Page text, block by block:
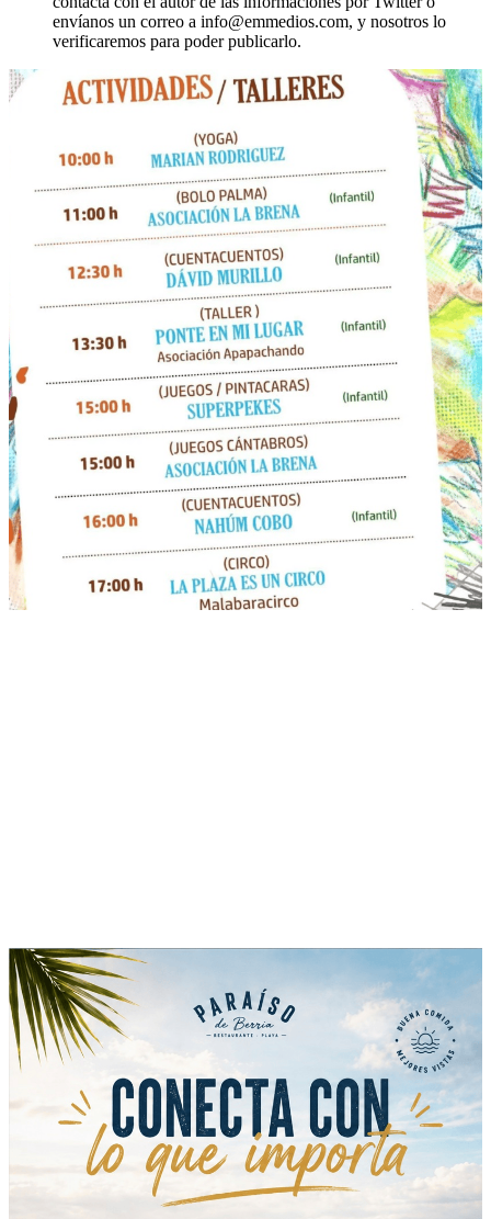
envíanos un correo a info@emmedios.com, y nosotros lo
verificaremos para poder publicarlo.